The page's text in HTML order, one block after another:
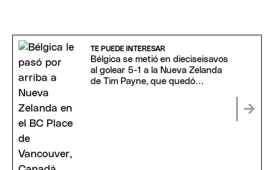
TE PUEDE INTERESAR
Bélgica se metió en dieciseisavos
al golear 5-1 a la Nueva Zelanda
de Tim Payne, que quedó